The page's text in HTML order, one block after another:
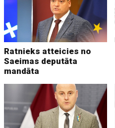
Ratnieks atteicies no
Saeimas deputāta
mandāta